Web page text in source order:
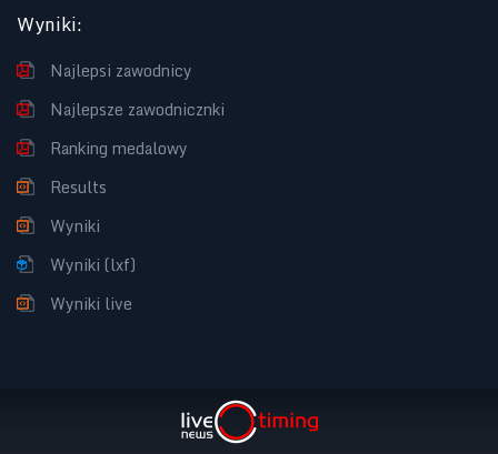
Wyniki:
Najlepsi zawodnicy
Najlepsze zawodnicznki
Ranking medalowy
Results
Wyniki
Wyniki (lxf)
Wyniki live